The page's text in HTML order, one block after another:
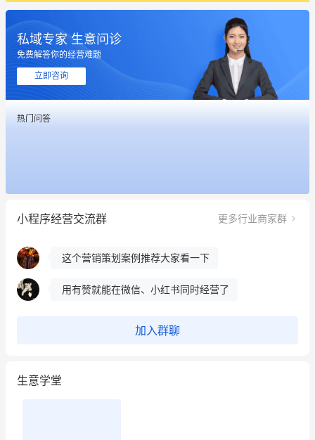
私域专家 生意问诊
免费解答你的经营难题
立即咨询
热门问答
小程序经营交流群 更多行业商家群
这个营销策划案例推荐大家看一下
昨晚的直播课程太好啦❤️
冰墩墩货源充足需要的联系我
这个营销策划案例推荐大家看一下
用有赞就能在微信、小红书同时经营了
加入群聊
生意学堂